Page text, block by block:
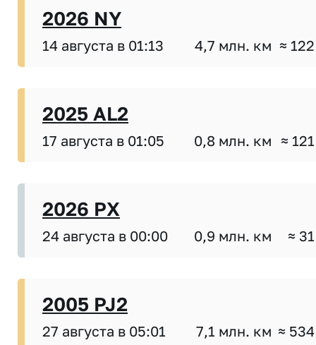
2026 NY
14 августа в 01:13 4,7 млн. км ≈
2025 AL2
17 августа в 01:05 0,8 млн. км ≈
2026 PX
24 августа в 00:00 0,9 млн. км ≈
2005 PJ2
27 августа в 05:01 7,1 млн. км ≈